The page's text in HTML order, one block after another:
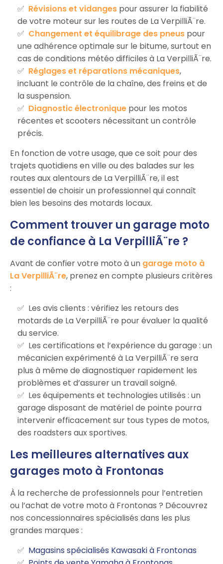
Révisions et vidanges pour assurer la fiabilité
de votre moteur sur les routes de La VerpilliÃ¨re.
Changement et équilibrage des pneus pour
une adhérence optimale sur le bitume, surtout en
cas de conditions météo difficiles à La VerpilliÃ¨re.
Réglages et réparations mécaniques,
incluant le contrôle de la chaîne, des freins et de
la suspension.
Diagnostic électronique pour les motos
récentes et scooters nécessitant un contrôle
précis.
En fonction de votre usage, que ce soit pour des
trajets quotidiens en ville ou des balades sur les
routes aux alentours de La VerpilliÃ¨re, il est
essentiel de choisir un professionnel qui connaît
bien les besoins des motards locaux.
Comment trouver un garage moto
de confiance à La VerpilliÃ¨re ?
Avant de confier votre moto à un garage moto à
La VerpilliÃ¨re, prenez en compte plusieurs critères
:
Les avis clients : vérifiez les retours des
motards de La VerpilliÃ¨re pour évaluer la qualité
du service.
Les certifications et l’expérience du garage : un
mécanicien expérimenté à La VerpilliÃ¨re sera
plus à même de diagnostiquer rapidement les
problèmes et d’assurer un travail soigné.
Les équipements et technologies utilisés : un
garage disposant de matériel de pointe pourra
intervenir efficacement sur tous types de motos,
des roadsters aux sportives.
Les meilleures alternatives aux
garages moto à Frontonas
À la recherche de professionnels pour l’entretien
ou l’achat de votre moto à Frontonas ? Découvrez
nos concessionnaires spécialisés dans les plus
grandes marques :
Magasins spécialisés Kawasaki à Frontonas